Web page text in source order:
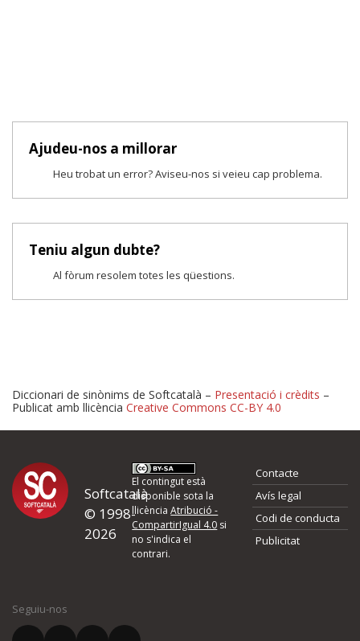
Ajudeu-nos a millorar
Heu trobat un error? Aviseu-nos si veieu cap problema.
Teniu algun dubte?
Al fòrum resolem totes les qüestions.
Proposeu-nos millores o
d'errors
Si heu trobat un error o voleu proposar alguna millora, ompliu els
quina és la millora que proposeu o l'error del qual voleu informar-
Diccionari de sinònims de Softcatalà – Presentació i crèdits –
Publicat amb llicència Creative Commons CC-BY 4.0
Softcatalà
© 1998-
2026
El contingut està
disponible sota la
llicènciaAtribució -
CompartirIgual 4.0 si
no s'indica el
contrari.
Contacte
Avís legal
Codi de conducta
Publicitat
Seguiu-nos